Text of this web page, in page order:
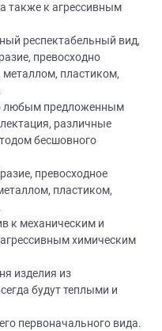
также к агрессивным
респектабельный вид,
превосходно
металлом, пластиком,
любым предложенным
различные
бесшовного
превосходное
пластиком,
к механическим и
химическим
изделия из
будут теплыми и
первоначального вида.